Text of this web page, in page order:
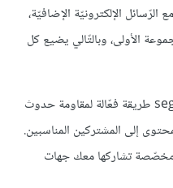
الإلكترونيّة الإضافيّة،
الأولى، وبالتّالي يضيع كل
: إنّ تجزئة القائمة segmentation طريقة فعّالة لمقاومة حدوث
إلى المشتركين المناسبين.
مخصّصة تشاركها معك جهات